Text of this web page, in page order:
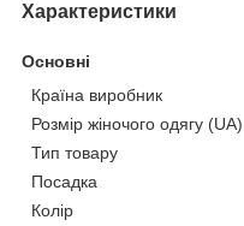
Характеристики
Основні
Країна виробник
Розмір жіночого одягу (UA)
Тип товару
Посадка
Колір